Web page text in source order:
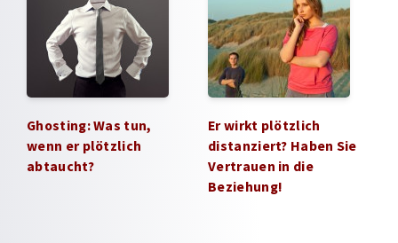
Ghosting: Was tun,
wenn er plötzlich
abtaucht?
Er wirkt plötzlich
distanziert? Haben Sie
Vertrauen in die
Beziehung!